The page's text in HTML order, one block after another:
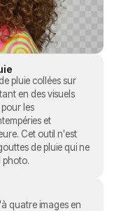
pluie collées sur
en des visuels
les
et
Cet outil n'est
de pluie qui ne
photo.
quatre images en